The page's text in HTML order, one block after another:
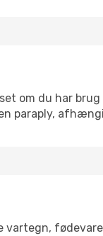
om du har
paraply,